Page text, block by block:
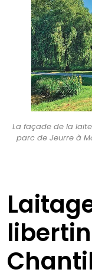
La façade de la
parc de Jeurre à